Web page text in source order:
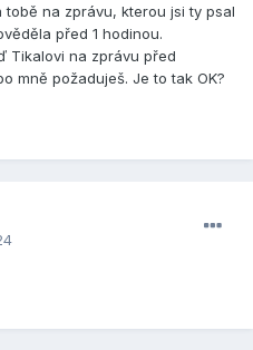
na zprávu, kterou jsi ty psal
před 1 hodinou.
Tikalovi na zprávu před
mně požaduješ. Je to tak OK?